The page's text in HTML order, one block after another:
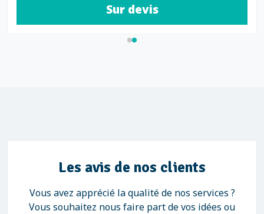
Sur devis
Les avis de nos clients
Vous avez apprécié la qualité de nos services ?
Vous souhaitez nous faire part de vos idées ou